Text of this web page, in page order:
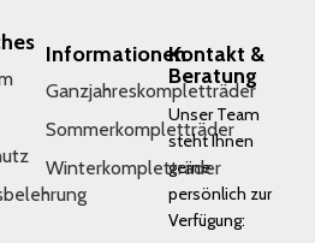
Informationen
Ganzjahreskompletträder
Sommerkompletträder
Winterkompletträder
Kontakt &
Beratung
Unser Team
steht Ihnen
gerne
persönlich zur
Verfügung: